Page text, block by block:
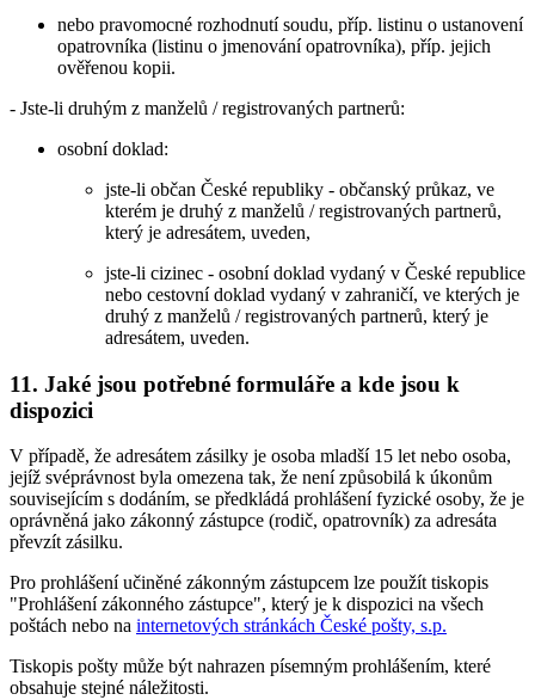
nebo pravomocné rozhodnutí soudu, příp. listinu o ustanovení
opatrovníka (listinu o jmenování opatrovníka), příp. jejich
ověřenou kopii.
- Jste-li druhým z manželů / registrovaných partnerů:
osobní doklad:
jste-li občan České republiky - občanský průkaz, ve
kterém je druhý z manželů / registrovaných partnerů,
který je adresátem, uveden,
jste-li cizinec - osobní doklad vydaný v České republice
nebo cestovní doklad vydaný v zahraničí, ve kterých je
druhý z manželů / registrovaných partnerů, který je
adresátem, uveden.
11. Jaké jsou potřebné formuláře a kde jsou k
dispozici
V případě, že adresátem zásilky je osoba mladší 15 let nebo osoba,
jejíž svéprávnost byla omezena tak, že není způsobilá k úkonům
souvisejícím s dodáním, se předkládá prohlášení fyzické osoby, že je
oprávněná jako zákonný zástupce (rodič, opatrovník) za adresáta
převzít zásilku.
Pro prohlášení učiněné zákonným zástupcem lze použít tiskopis
"Prohlášení zákonného zástupce", který je k dispozici na všech
poštách nebo na internetových stránkách České pošty, s.p.
Tiskopis pošty může být nahrazen písemným prohlášením, které
obsahuje stejné náležitosti.